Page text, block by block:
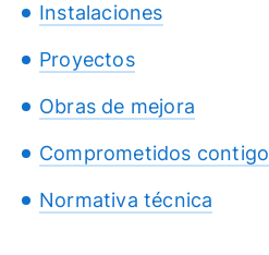
Instalaciones
Proyectos
Obras de mejora
Comprometidos contigo
Normativa técnica